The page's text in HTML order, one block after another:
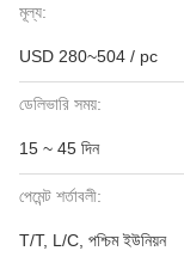
মূল্য:
USD 280~504 / pc
ডেলিভারি সময়:
15 ~ 45 দিন
পেমেন্ট শর্তাবলী:
T/T, L/C, পশ্চিম ইউনিয়ন